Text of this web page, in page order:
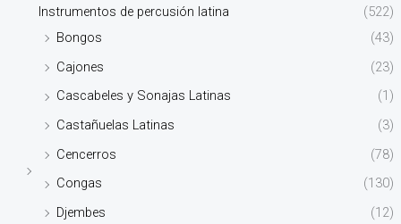
Instrumentos de percusión latina
(522)
Bongos
(43)
Cajones
(23)
Cascabeles y Sonajas Latinas
(1)
Castañuelas Latinas
(3)
Cencerros
(78)
Congas
(130)
Djembes
(12)